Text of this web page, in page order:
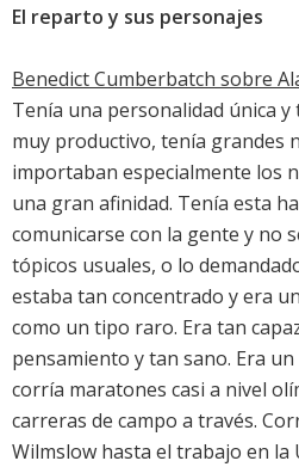
El reparto y sus personajes
Benedict Cumberbatch sobre
Tenía una personalidad única y
muy productivo, tenía grandes
importaban especialmente los
una gran afinidad. Tenía esta
comunicarse con la gente y no
tópicos usuales, o lo
estaba tan concentrado y era
como un tipo raro. Era tan
pensamiento y tan sano. Era un
corría maratones casi a nivel
carreras de campo a través.
Wilmslow hasta el trabajo en la